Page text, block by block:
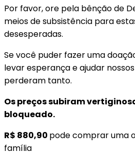
Por favor, ore pela bênção de
meios de subsistência para
desesperadas.
Se você puder fazer uma
levar esperança e ajudar
perderam tanto.
Os preços subiram
bloqueado.
R$ 880,90 pode comprar uma
família